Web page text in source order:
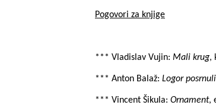
Pogovori za knjige
*** Vladislav Vujin: Mali krug,
*** Anton Balaž: Logor
*** Vincent Šikula: Ornament,